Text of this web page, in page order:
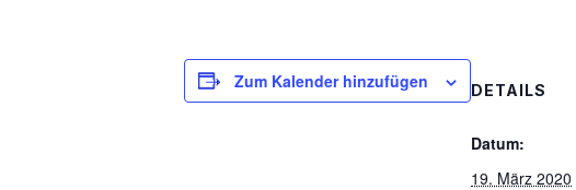
Zum Kalender hinzufügen DETAILS
Datum:
19. März 2020